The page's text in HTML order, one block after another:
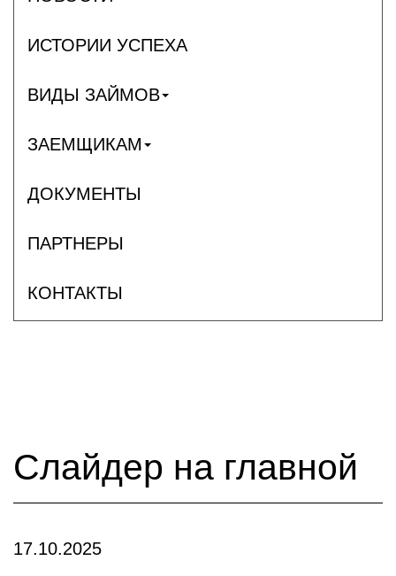
ИСТОРИИ УСПЕХА
ВИДЫ ЗАЙМОВ
ЗАЕМЩИКАМ
ДОКУМЕНТЫ
ПАРТНЕРЫ
КОНТАКТЫ
Слайдер на главной
17.10.2025